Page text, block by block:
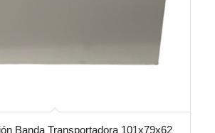
Banda Transportadora 101x79x62